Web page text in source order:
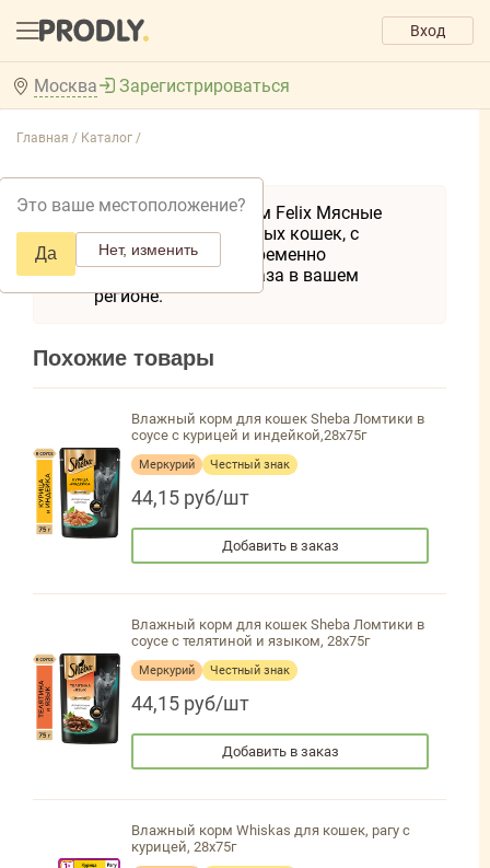
Вход
Москва
Это ваше местоположение?
Да Нет, изменить
Зарегистрироваться
Главная / Каталог /
Товар Влажный корм Felix Мясные
Ломтики для взрослых кошек, с
курицей, пауч, 75г временно
недоступен для заказа в вашем
регионе.
Похожие товары
Влажный корм для кошек Sheba Ломтики в
соусе с курицей и индейкой,28х75г
Меркурий Честный знак
44,15 руб/шт
Добавить в заказ
Влажный корм для кошек Sheba Ломтики в
соусе с телятиной и языком, 28х75г
Меркурий Честный знак
44,15 руб/шт
Добавить в заказ
Влажный корм Whiskas для кошек, рагу с
курицей, 28х75г